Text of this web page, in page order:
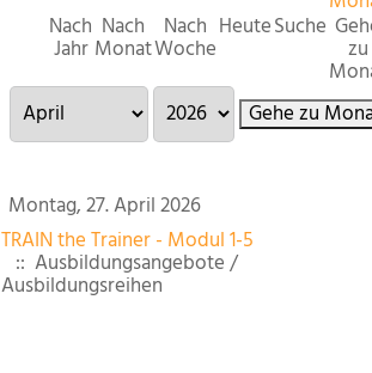
Nach
Jahr
Nach
Monat
Nach
Woche
HeuteSuche
zu
Gehe zu
Montag, 27. April 2026
TRAIN the Trainer - Modul 1-5
:: Ausbildungsangebote /
Ausbildungsreihen